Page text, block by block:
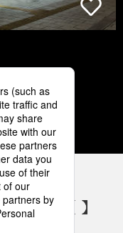
5
アカウント